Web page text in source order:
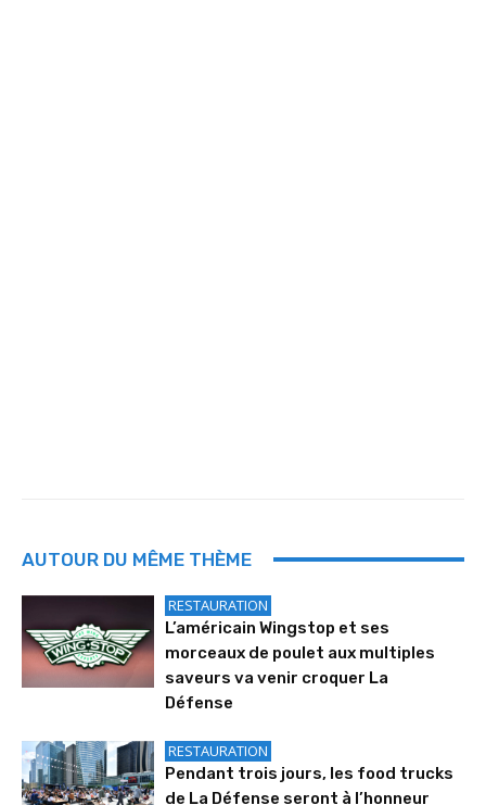
AUTOUR DU MÊME THÈME
RESTAURATION
L’américain Wingstop et ses
morceaux de poulet aux multiples
saveurs va venir croquer La
Défense
RESTAURATION
Pendant trois jours, les food trucks
de La Défense seront à l’honneur